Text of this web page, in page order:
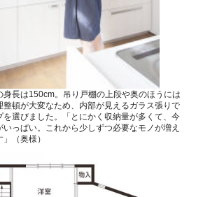
身長は150cm。吊り戸棚の上段や奥のほうには
整頓が大変なため、内部が見えるガラス張りで
を選びました。「とにかく収納量が多くて、今
っぱい。これから少しずつ必要なモノが増え
（奥様）